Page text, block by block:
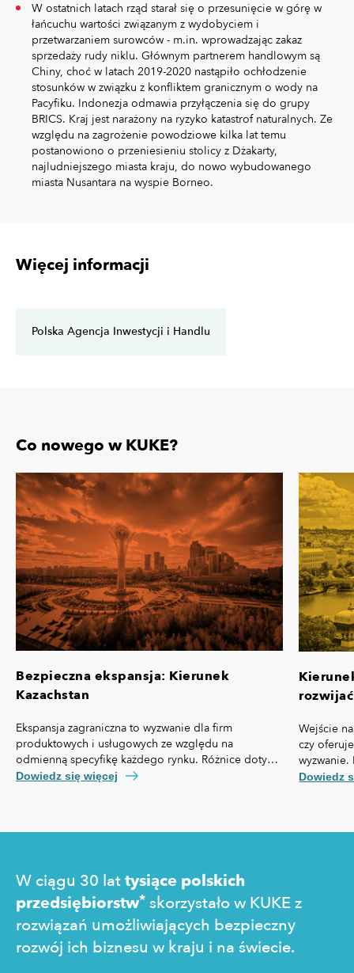
W ostatnich latach rząd starał się o przesunięcie w górę w
łańcuchu wartości związanym z wydobyciem i
przetwarzaniem surowców - m.in. wprowadzając zakaz
sprzedaży rudy niklu. Głównym partnerem handlowym są
Chiny, choć w latach 2019-2020 nastąpiło ochłodzenie
stosunków w związku z konfliktem granicznym o wody na
Pacyfiku. Indonezja odmawia przyłączenia się do grupy
BRICS. Kraj jest narażony na ryzyko katastrof naturalnych. Ze
względu na zagrożenie powodziowe kilka lat temu
postanowiono o przeniesieniu stolicy z Dżakarty,
najludniejszego miasta kraju, do nowo wybudowanego
miasta Nusantara na wyspie Borneo.
Więcej informacji
Polska Agencja Inwestycji i Handlu
Co nowego w KUKE?
Bezpieczna ekspansja: Kierunek
Kazachstan
Ekspansja zagraniczna to wyzwanie dla firm
produktowych i usługowych ze względu na
odmienną specyfikę każdego rynku. Różnice dotyczą
nie tylko przepisów prawa czy technologii, ale też,
Dowiedz się więcej
Wejście
czy
własną
Dowiedz
W ciągu 30 lattysiące polskich
przedsiębiorstw* skorzystało w KUKE z
rozwiązań umożliwiających bezpieczny
rozwój ich biznesu w kraju i na świecie.